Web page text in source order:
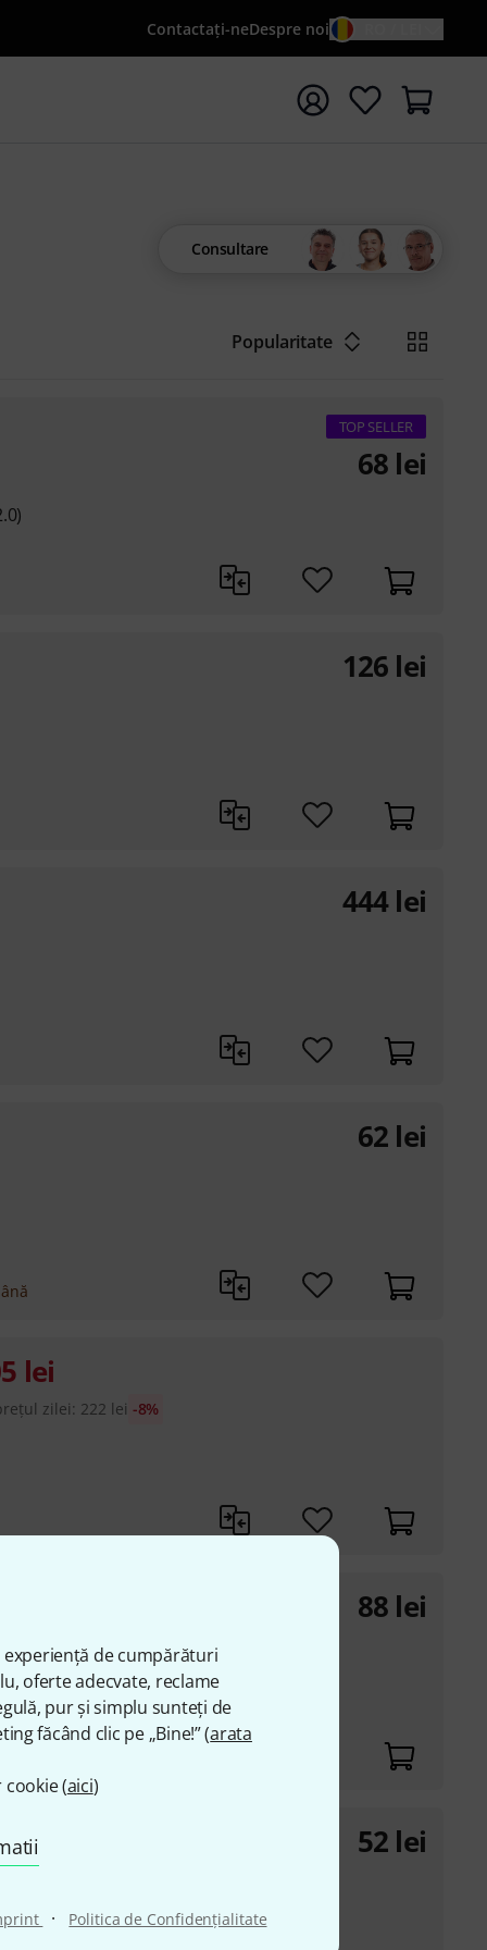
de cumpărături
oferte adecvate, reclame
pur și simplu sunteți de
făcând clic pe „Bine!” (arata
(aici)
· Politica de Confidenţialitate
Contactaţi-neDespre noi
căutarea cu termenul de căutare {searchTerm}
Consultare
Popularitate
TOP SELLER
68 lei
126 lei
444 lei
62 lei
lei
zilei: 222 lei -8%
88 lei
card in laptop
52 lei